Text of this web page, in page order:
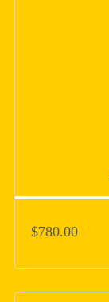
$780.00